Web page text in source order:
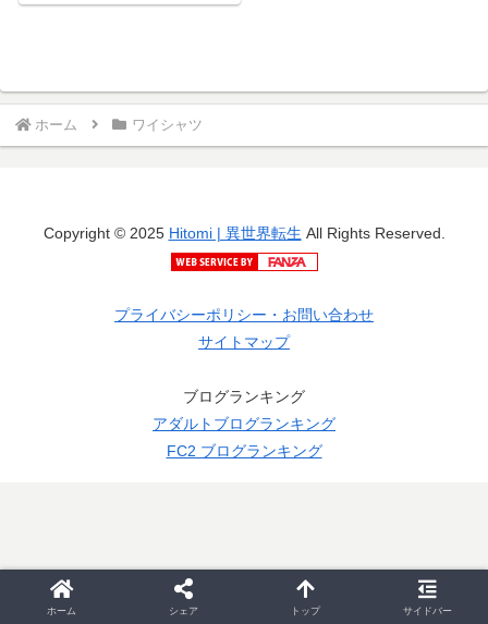
ホーム ワイシャツ
Copyright © 2025 Hitomi | 異世界転生 All Rights Reserved.
プライバシーポリシー・お問い合わせ
サイトマップ
ブログランキング
アダルトブログランキング
FC2 ブログランキング
ホーム シェア トップ サイドバー